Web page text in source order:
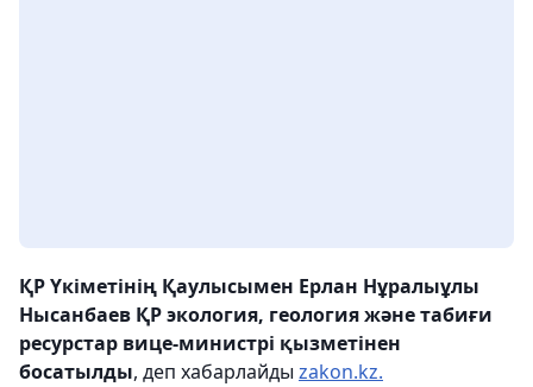
ҚР Үкіметінің Қаулысымен Ерлан Нұралыұлы
Нысанбаев ҚР экология, геология және табиғи
ресурстар вице-министрі қызметінен
босатылды, деп хабарлайды zakon.kz.